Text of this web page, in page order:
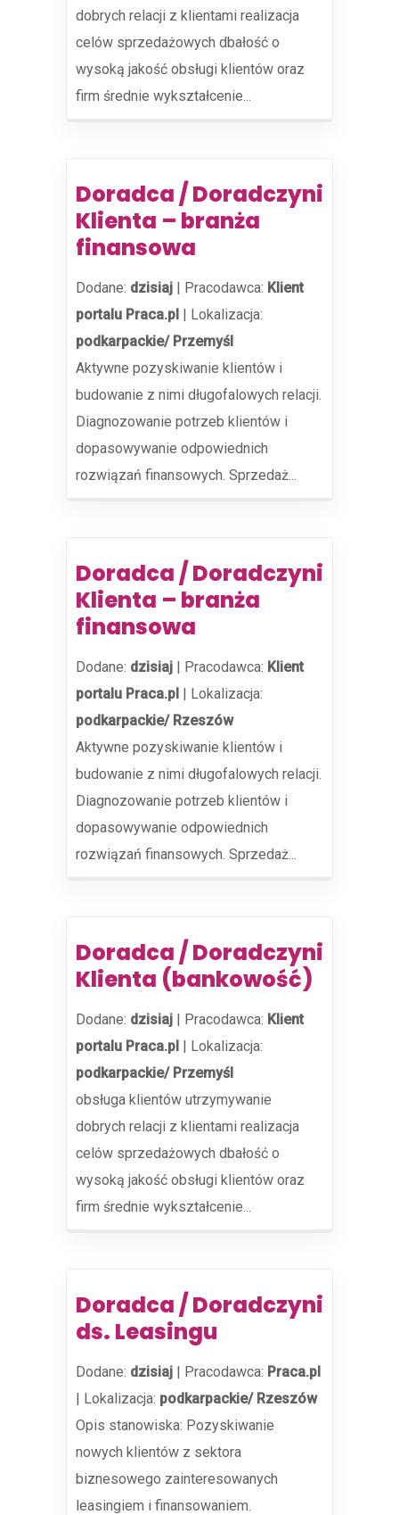
dobrych relacji z klientami realizacja
celów sprzedażowych dbałość o
wysoką jakość obsługi klientów oraz
firm średnie wykształcenie...
Doradca / Doradczyni
Klienta – branża
finansowa
Dodane: dzisiaj | Pracodawca: Klient
portalu Praca.pl | Lokalizacja:
podkarpackie/ Przemyśl
Aktywne pozyskiwanie klientów i
budowanie z nimi długofalowych relacji.
Diagnozowanie potrzeb klientów i
dopasowywanie odpowiednich
rozwiązań finansowych. Sprzedaż...
Doradca / Doradczyni
Klienta – branża
finansowa
Dodane: dzisiaj | Pracodawca: Klient
portalu Praca.pl | Lokalizacja:
podkarpackie/ Rzeszów
Aktywne pozyskiwanie klientów i
budowanie z nimi długofalowych relacji.
Diagnozowanie potrzeb klientów i
dopasowywanie odpowiednich
rozwiązań finansowych. Sprzedaż...
Doradca / Doradczyni
Klienta (bankowość)
Dodane: dzisiaj | Pracodawca: Klient
portalu Praca.pl | Lokalizacja:
podkarpackie/ Przemyśl
obsługa klientów utrzymywanie
dobrych relacji z klientami realizacja
celów sprzedażowych dbałość o
wysoką jakość obsługi klientów oraz
firm średnie wykształcenie...
Doradca / Doradczyni
ds. Leasingu
Dodane: dzisiaj | Pracodawca: Praca.pl
| Lokalizacja: podkarpackie/ Rzeszów
Opis stanowiska: Pozyskiwanie
nowych klientów z sektora
biznesowego zainteresowanych
leasingiem i finansowaniem.